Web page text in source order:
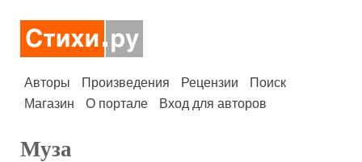
Авторы Произведения Рецензии
Поиск
Магазин
О портале Вход для авторов
Муза